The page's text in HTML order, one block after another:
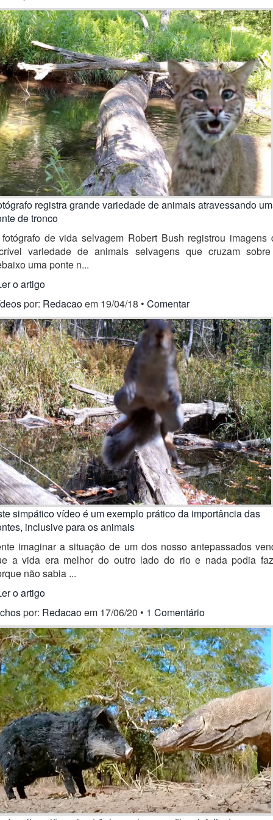
registra grande variedade de animais atravessando
de tronco
de vida selvagem Robert Bush registrou imagens
variedade de animais selvagens que cruzam
uma ponte n...
o artigo
por: Redacaoem 19/04/18 • Comentar
simpático vídeo é um exemplo prático da importância das
inclusive para os animais
imaginar a situação de um dos nosso antepassados
a vida era melhor do outro lado do rio e nada podia
não sabia ...
o artigo
por: Redacaoem 17/06/20 • 1 Comentário